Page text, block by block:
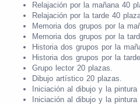
Relajación por la mañana 40
Relajación por la tarde 40
Memoria dos grupos por la
Memoria dos grupos por la
Historia dos grupos por la
Historia dos grupos por la
Grupo lector 20 plazas.
Dibujo artístico 20 plazas.
Iniciación al dibujo y la
Iniciación al dibujo y la